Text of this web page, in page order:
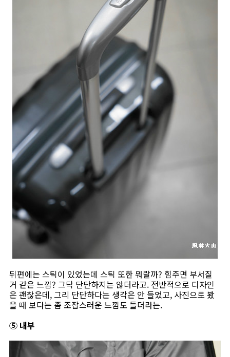
뒤편에는 스틱이 있었는데 스틱 또한 뭐랄까? 힘주면 부서질
거 같은 느낌? 그닥 단단하지는 않더라고. 전반적으로 디자인
은 괜찮은데, 그리 단단하다는 생각은 안 들었고, 사진으로 봤
을 때 보다는 좀 조잡스러운 느낌도 들더라는.
⑤ 내부